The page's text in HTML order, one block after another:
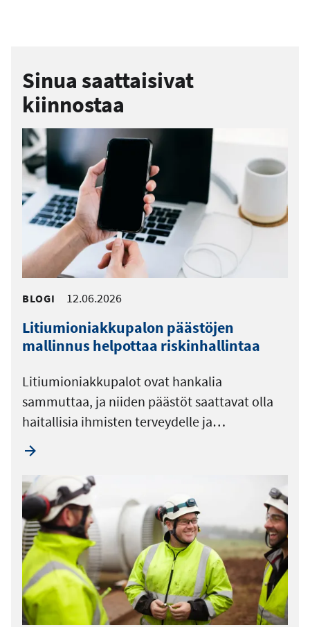
Sinua saattaisivat
kiinnostaa
BLOGI 12.06.2026
Litiumioniakkupalon päästöjen
mallinnus helpottaa riskinhallintaa
Litiumioniakkupalot ovat hankalia
sammuttaa, ja niiden päästöt saattavat olla
haitallisia ihmisten terveydelle ja…